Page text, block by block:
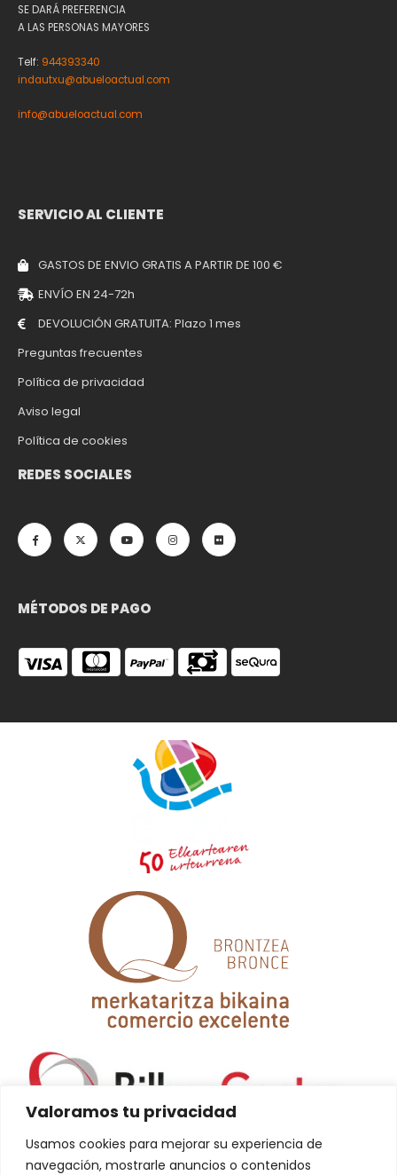
Valoramos tu privacidad
Usamos cookies para mejorar su experiencia de
navegación, mostrarle anuncios o contenidos
SE DARÁ PREFERENCIA
A LAS PERSONAS MAYORES
Telf: 944393340
indautxu@abueloactual.com
info@abueloactual.com
SERVICIO AL CLIENTE
GASTOS DE ENVIO GRATIS A PARTIR DE 100 €
ENVÍO EN 24-72h
DEVOLUCIÓN GRATUITA: Plazo 1 mes
Preguntas frecuentes
Política de privacidad
Aviso legal
Política de cookies
REDES SOCIALES
MÉTODOS DE PAGO